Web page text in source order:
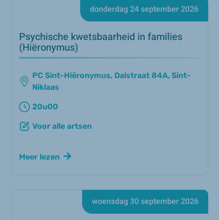
Psychische kwetsbaarheid in families
(Hiëronymus)
donderdag 24 september 2026
Meer lezen
PC Sint-Hiëronymus, Dalstraat 84A, Sint-
Niklaas
20u00
Voor alle artsen
woensdag 30 september 2026